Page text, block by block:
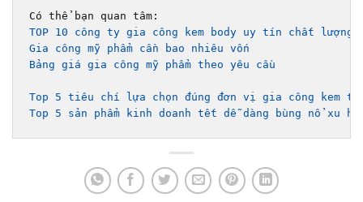
TOP 10 công ty gia công kem body uy tín chất lượng
Gia công mỹ phẩm cần bao nhiêu vốn
Bảng giá gia công mỹ phẩm theo yêu cầu
Top 5 tiêu chí lựa chọn đúng đơn vị gia công kem
Top 5 sản phẩm kinh doanh tết dễ dàng bùng nổ xu